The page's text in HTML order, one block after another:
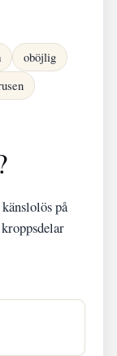
oböjlig
på